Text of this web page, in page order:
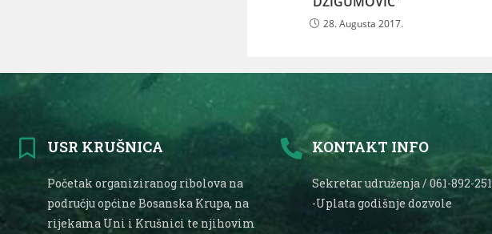
28. Augusta 2017.
USR KRUŠNICA
Početak organiziranog ribolova na
području općine Bosanska Krupa, na
rijekama Uni i Krušnici te njihovim
KONTAKT INFO
Sekretar udruženja / 061-892-251
-Uplata godišnje dozvole